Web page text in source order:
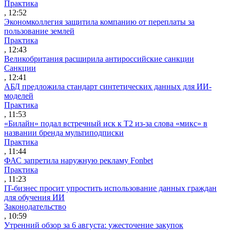
Практика
, 12:52
Экономколлегия защитила компанию от переплаты за
пользование землей
Практика
, 12:43
Великобритания расширила антироссийские санкции
Санкции
, 12:41
АБД предложила стандарт синтетических данных для ИИ-
моделей
Практика
, 11:53
«Билайн» подал встречный иск к Т2 из-за слова «микс» в
названии бренда мультиподписки
Практика
, 11:44
ФАС запретила наружную рекламу Fonbet
Практика
, 11:23
IT-бизнес просит упростить использование данных граждан
для обучения ИИ
Законодательство
, 10:59
Утренний обзор за 6 августа: ужесточение закупок